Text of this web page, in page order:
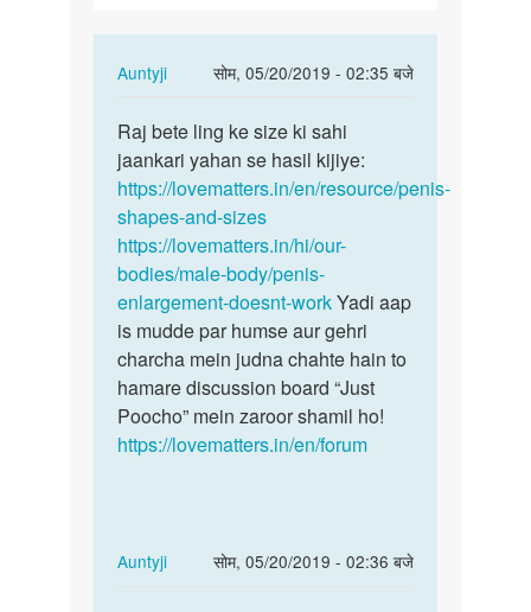
hoti…
Auntyji
सोम, 05/20/2019 - 02:35 बजे
In
to
Sir
ling
ki
size
kitni
hoti…
by
Raj
Raj
bete
ling
ke
size
ki…
Raj bete ling ke size ki sahi
jaankari yahan se hasil kijiye:
https://lovematters.in/en/resource/penis-
shapes-and-sizes
https://lovematters.in/hi/our-
bodies/male-body/penis-
enlargement-doesnt-workYadi aap
is mudde par humse aur gehri
charcha mein judna chahte hain to
hamare discussion board “Just
Poocho” mein zaroor shamil ho!
https://lovematters.in/en/forum
Auntyji
सोम, 05/20/2019 - 02:36 बजे
In